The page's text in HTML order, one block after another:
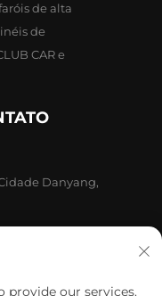
de alta
de
CAR e
Danyang,
provide our services.